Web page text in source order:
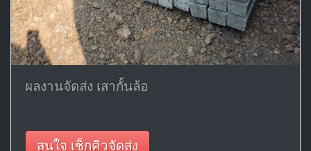
ผลงานจัดส่ง เสากั้นล้อ
สนใจ เช็กคิวจัดส่ง